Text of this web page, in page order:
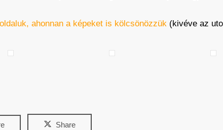
ahonnan a képeket is kölcsönözzük (kivéve az
Share